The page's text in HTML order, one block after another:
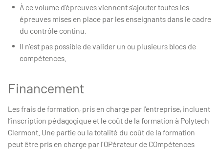
À ce volume d’épreuves viennent s’ajouter toutes les
épreuves mises en place par les enseignants dans le cadre
du contrôle continu.
Il n’est pas possible de valider un ou plusieurs blocs de
compétences.
Financement
Les frais de formation, pris en charge par l’entreprise, incluent
l’inscription pédagogique et le coût de la formation à Polytech
Clermont. Une partie ou la totalité du coût de la formation
peut être pris en charge par l’OPérateur de COmpétences